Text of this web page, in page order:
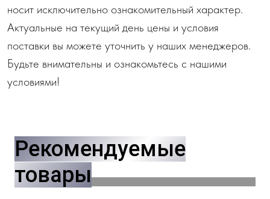
носит исключительно ознакомительный характер.
Актуальные на текущий день цены и условия
поставки вы можете уточнить у наших менеджеров.
Будьте внимательны и ознакомьтесь с нашими
условиями!
Рекомендуемые
товары